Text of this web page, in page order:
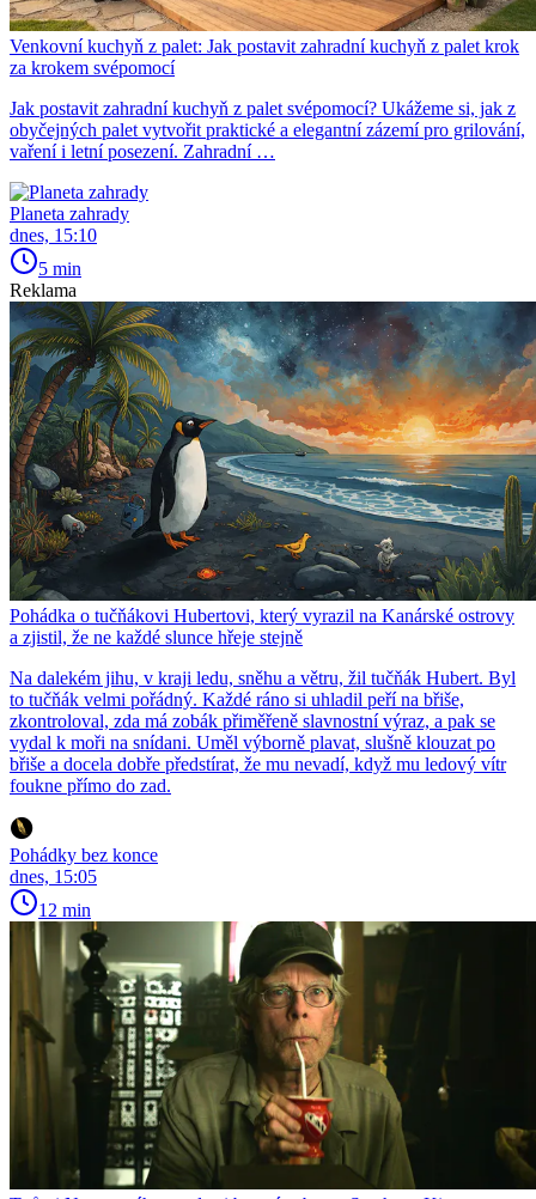
Venkovní kuchyň z palet: Jak postavit zahradní kuchyň z palet krok
za krokem svépomocí
Jak postavit zahradní kuchyň z palet svépomocí? Ukážeme si, jak z
obyčejných palet vytvořit praktické a elegantní zázemí pro grilování,
vaření i letní posezení. Zahradní …
Planeta zahrady
dnes, 15:10
5 min
Reklama
Pohádka o tučňákovi Hubertovi, který vyrazil na Kanárské ostrovy
a zjistil, že ne každé slunce hřeje stejně
Na dalekém jihu, v kraji ledu, sněhu a větru, žil tučňák Hubert. Byl
to tučňák velmi pořádný. Každé ráno si uhladil peří na břiše,
zkontroloval, zda má zobák přiměřeně slavnostní výraz, a pak se
vydal k moři na snídani. Uměl výborně plavat, slušně klouzat po
břiše a docela dobře předstírat, že mu nevadí, když mu ledový vítr
foukne přímo do zad.
Pohádky bez konce
dnes, 15:05
12 min